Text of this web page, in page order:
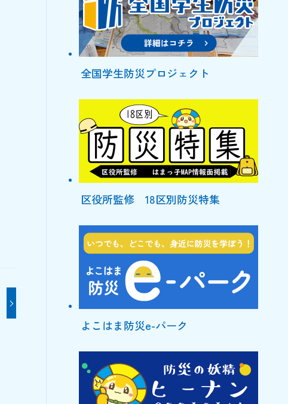
全国学生防災プロジェクト
区役所監修 18区別防災特集
よこはま防災e-パーク